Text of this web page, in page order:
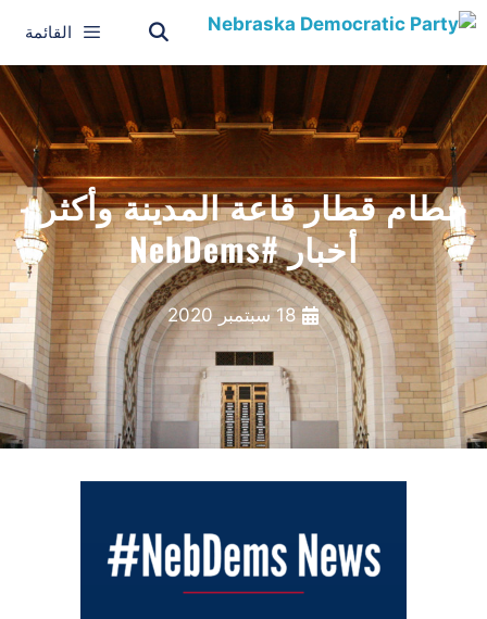
القائمة
حطام قطار قاعة المدينة وأكثر -
أخبار #NebDems
18 سبتمبر 2020